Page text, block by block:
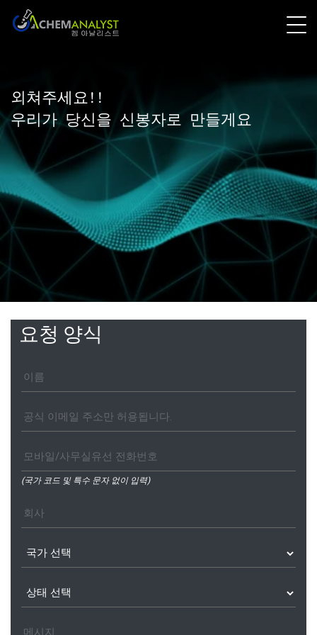
외쳐주세요!!
우리가 당신을 신봉자로 만들게요
요청 양식
(국가 코드 및 특수 문자 없이 입력)